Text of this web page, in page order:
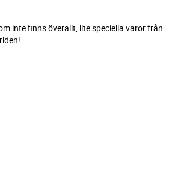
inte finns överallt, lite speciella varor från